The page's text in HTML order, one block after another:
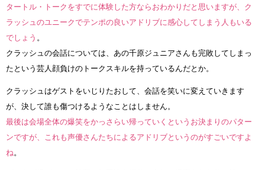
タートル・トークをすでに体験した方ならおわかりだと思いますが、ク
ラッシュのユニークでテンポの良いアドリブに感心してしまう人もいる
でしょう 。
クラッシュの会話については、あの千原ジュニアさんも完敗してしまっ
たという芸人顔負けのトークスキルを持っているんだとか。
クラッシュはゲストをいじりたおして、会話を笑いに変えていきます
が、決して誰も傷つけるようなことはしません。
最後は会場全体の爆笑をかっさらい帰っていくというお決まりのパター
ンですが、これも声優さんたちによるアドリブというのがすごいですよ
ね。